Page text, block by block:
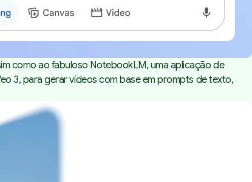
como ao fabuloso NotebookLM, uma aplicação de
3, para gerar vídeos com base em prompts de texto,